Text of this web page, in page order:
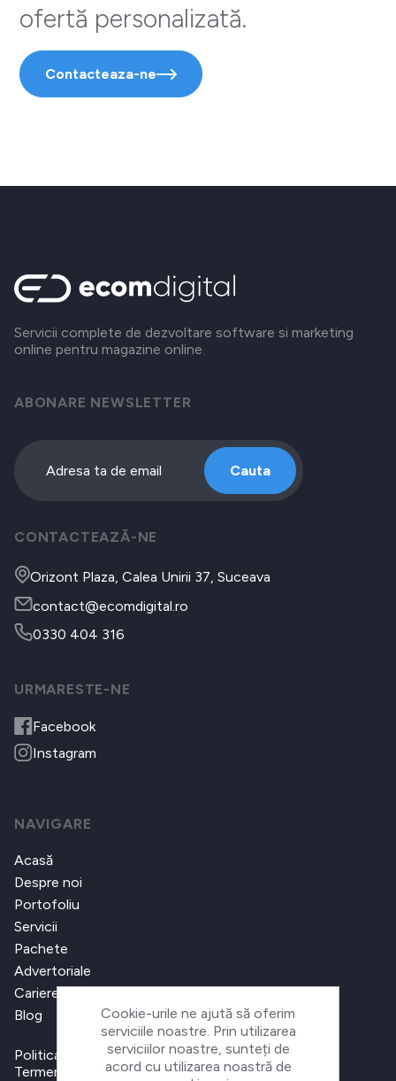
ofertă personalizată.
Contacteaza-ne
Servicii complete de dezvoltare software si marketing
online pentru magazine online.
ABONARE NEWSLETTER
Cauta
CONTACTEAZĂ-NE
Orizont Plaza, Calea Unirii 37, Suceava
contact@ecomdigital.ro
0330 404 316
URMARESTE-NE
Facebook
Instagram
NAVIGARE
Acasă
Despre noi
Portofoliu
Servicii
Pachete
Advertoriale
Cariere
Blog
Politica de confidențialitate
Termeni și condiții
Cookie-urile ne ajută să oferim
serviciile noastre. Prin utilizarea
serviciilor noastre, sunteți de
acord cu utilizarea noastră de